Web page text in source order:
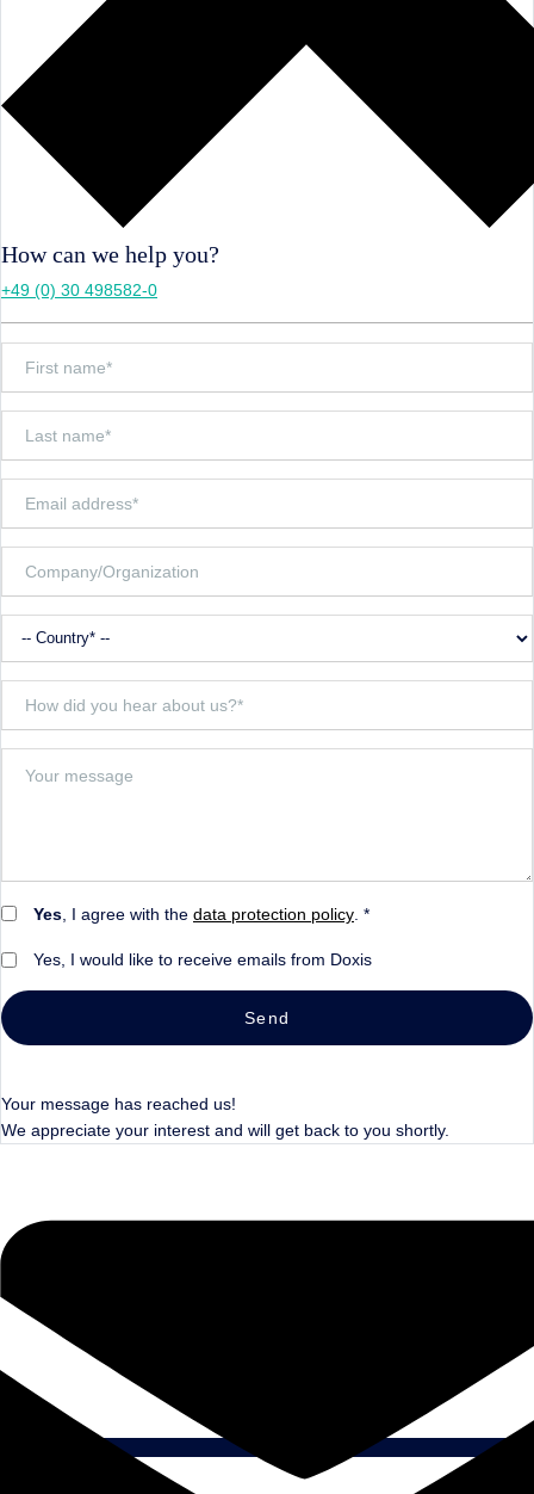
How can we help you?
+49 (0) 30 498582-0
Yes , I agree with the data protection policy . *
Yes, I would like to receive emails from Doxis
Send
Your message has reached us!
We appreciate your interest and will get back to you shortly.